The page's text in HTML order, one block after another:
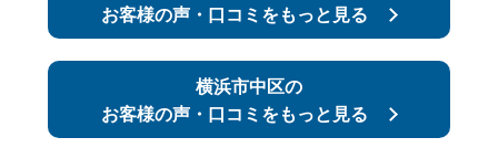
お客様の声・口コミをもっと見る
横浜市中区の
お客様の声・口コミをもっと見る